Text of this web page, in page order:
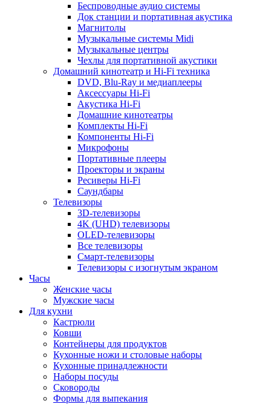
Беспроводные аудио системы
Док станции и портативная акустика
Магнитолы
Музыкальные системы Midi
Музыкальные центры
Чехлы для портативной акустики
Домашний кинотеатр и Hi-Fi техника
DVD, Blu-Ray и медиаплееры
Аксессуары Hi-Fi
Акустика Hi-Fi
Домашние кинотеатры
Комплекты Hi-Fi
Компоненты Hi-Fi
Микрофоны
Портативные плееры
Проекторы и экраны
Ресиверы Hi-Fi
Саундбары
Телевизоры
3D-телевизоры
4K (UHD) телевизоры
OLED-телевизоры
Все телевизоры
Смарт-телевизоры
Телевизоры с изогнутым экраном
Часы
Женские часы
Мужские часы
Для кухни
Кастрюли
Ковши
Контейнеры для продуктов
Кухонные ножи и столовые наборы
Кухонные принадлежности
Наборы посуды
Сковороды
Формы для выпекания